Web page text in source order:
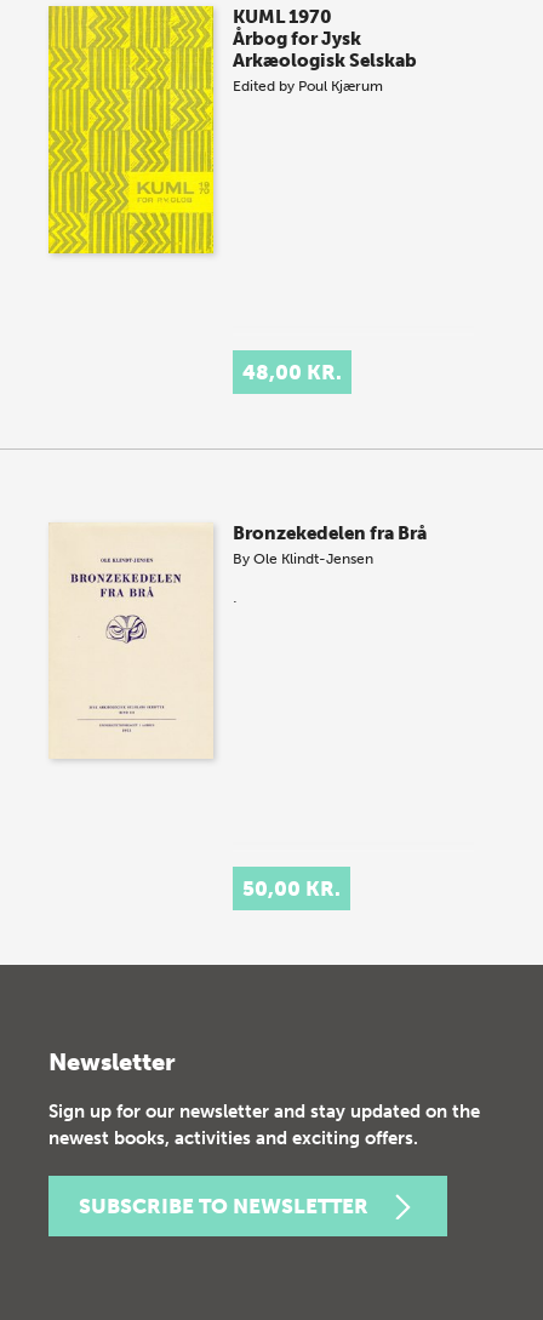
KUML 1970
Årbog for Jysk
Arkæologisk Selskab
Edited by Poul Kjærum
48,00 KR.
Bronzekedelen fra Brå
ByOle Klindt-Jensen
.
50,00 KR.
Newsletter
Sign up for our newsletter and stay updated on the
newest books, activities and exciting offers.
SUBSCRIBE TO NEWSLETTER